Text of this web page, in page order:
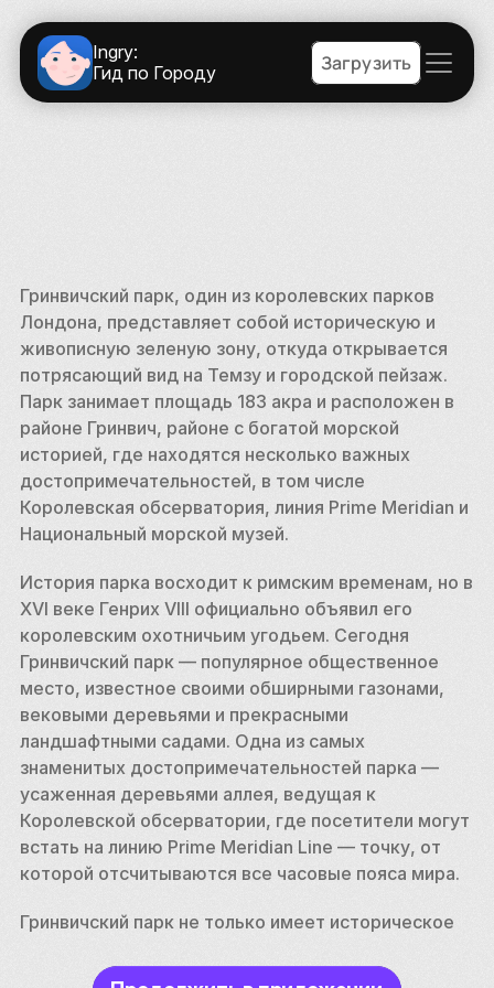
Ingry:
Гид по Городу
Загрузить
Гринвичский парк, один из королевских парков
Лондона, представляет собой историческую и
живописную зеленую зону, откуда открывается
потрясающий вид на Темзу и городской пейзаж.
Парк занимает площадь 183 акра и расположен в
районе Гринвич, районе с богатой морской
историей, где находятся несколько важных
достопримечательностей, в том числе
Королевская обсерватория, линия Prime Meridian и
Национальный морской музей.
История парка восходит к римским временам, но в
XVI веке Генрих VIII официально объявил его
королевским охотничьим угодьем. Сегодня
Гринвичский парк — популярное общественное
место, известное своими обширными газонами,
вековыми деревьями и прекрасными
ландшафтными садами. Одна из самых
знаменитых достопримечательностей парка —
усаженная деревьями аллея, ведущая к
Королевской обсерватории, где посетители могут
встать на линию Prime Meridian Line — точку, от
которой отсчитываются все часовые пояса мира.
Гринвичский парк не только имеет историческое
развлекательных мероприятий. В парке есть парк